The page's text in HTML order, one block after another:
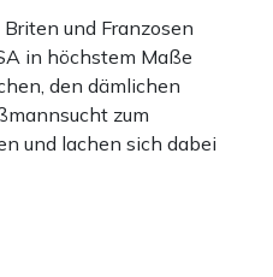
und Franzosen
in höchstem Maße
den dämlichen
zum
und lachen sich dabei